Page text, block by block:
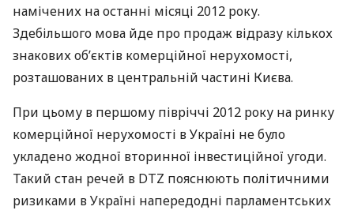
намічених на останні місяці 2012 року.
Здебільшого мова йде про продаж відразу кількох
знакових об’єктів комерційної нерухомості,
розташованих в центральній частині Києва.
При цьому в першому півріччі 2012 року на ринку
комерційної нерухомості в Україні не було
укладено жодної вторинної інвестиційної угоди.
Такий стан речей в DTZ пояснюють політичними
ризиками в Україні напередодні парламентських